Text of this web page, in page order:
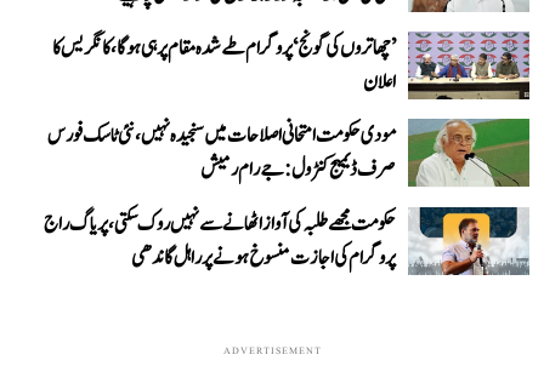
’چھاتروں کی گونج‘ پروگرام طے شدہ مقام پر ہی ہوگا، کانگریس کا
اعلان
مودی حکومت امتحانی اصلاحات میں سنجیدہ نہیں، نئی ٹاسک فورس
صرف ڈیمیج کنٹرول: جے رام رمیش
حکومت مجھے طلبہ کی آواز اٹھانے سے نہیں روک سکتی، پریاگ راج
پروگرام کی اجازت منسوخ ہونے پر راہل گاندھی
ADVERTISEMENT